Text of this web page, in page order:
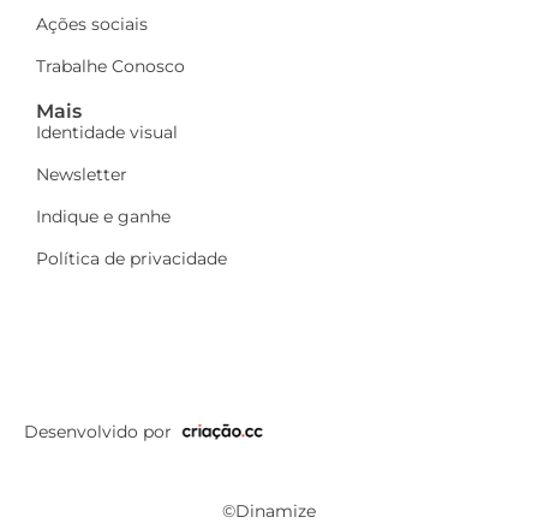
Ações sociais
Trabalhe Conosco
Mais
Identidade visual
Newsletter
Indique e ganhe
Política de privacidade
Desenvolvido por
©Dinamize